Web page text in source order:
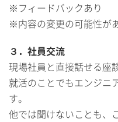
※フィードバックあり
※内容の変更の可能性が
３．社員交流
現場社員と直接話せる座
就活のことでもエンジニ
す。
他では聞けないことも、